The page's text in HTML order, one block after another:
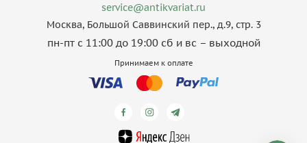
service@antikvariat.ru
Москва, Большой Саввинский пер., д.9, стр. 3
пн-пт с 11:00 до 19:00 сб и вс – выходной
Принимаем к оплате